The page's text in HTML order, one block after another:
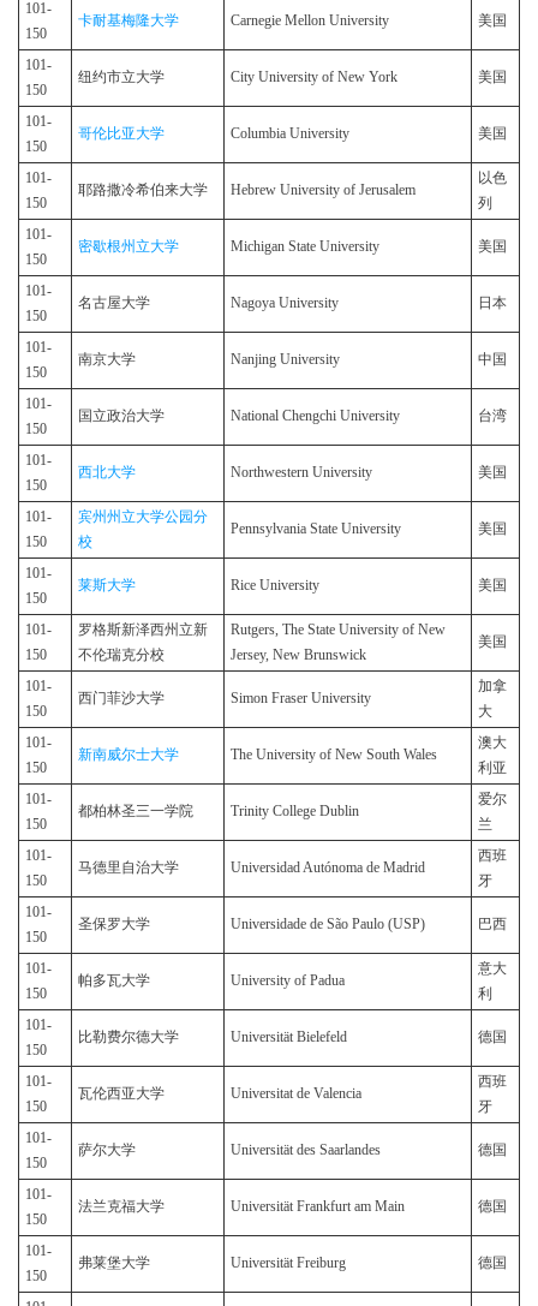
101-
150
卡耐基梅隆大学 Carnegie Mellon University 美国
101-
150
纽约市立大学 City University of New York 美国
101-
150
哥伦比亚大学 Columbia University 美国
101-
150
耶路撒冷希伯来大学 Hebrew University of Jerusalem
以色
列
101-
150
密歇根州立大学 Michigan State University 美国
101-
150
名古屋大学 Nagoya University 日本
101-
150
南京大学 Nanjing University 中国
101-
150
国立政治大学 National Chengchi University 台湾
101-
150
西北大学 Northwestern University 美国
101-
150
宾州州立大学公园分
校
Pennsylvania State University 美国
101-
150
莱斯大学 Rice University 美国
101-
150
罗格斯新泽西州立新
不伦瑞克分校
Rutgers, The State University of New
Jersey, New Brunswick
美国
101-
150
西门菲沙大学 Simon Fraser University
加拿
大
101-
150
新南威尔士大学 The University of New South Wales
澳大
利亚
101-
150
都柏林圣三一学院 Trinity College Dublin
爱尔
兰
101-
150
马德里自治大学 Universidad Autónoma de Madrid
西班
牙
101-
150
圣保罗大学 Universidade de São Paulo (USP) 巴西
101-
150
帕多瓦大学 University of Padua
意大
利
101-
150
比勒费尔德大学 Universität Bielefeld 德国
101-
150
瓦伦西亚大学 Universitat de Valencia
西班
牙
101-
150
萨尔大学 Universität des Saarlandes 德国
101-
150
法兰克福大学 Universität Frankfurt am Main 德国
101-
150
弗莱堡大学 Universität Freiburg 德国